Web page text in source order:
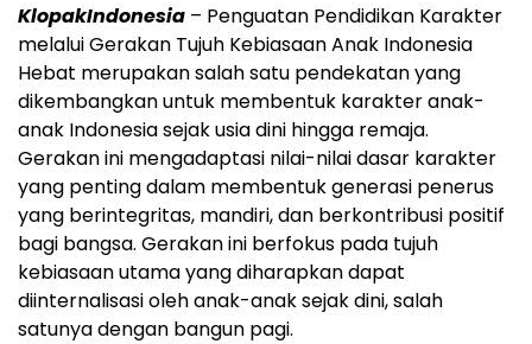
KlopakIndonesia – Penguatan Pendidikan Karakter
melalui Gerakan Tujuh Kebiasaan Anak Indonesia
Hebat merupakan salah satu pendekatan yang
dikembangkan untuk membentuk karakter anak-
anak Indonesia sejak usia dini hingga remaja.
Gerakan ini mengadaptasi nilai-nilai dasar karakter
yang penting dalam membentuk generasi penerus
yang berintegritas, mandiri, dan berkontribusi positif
bagi bangsa. Gerakan ini berfokus pada tujuh
kebiasaan utama yang diharapkan dapat
diinternalisasi oleh anak-anak sejak dini, salah
satunya dengan bangun pagi.